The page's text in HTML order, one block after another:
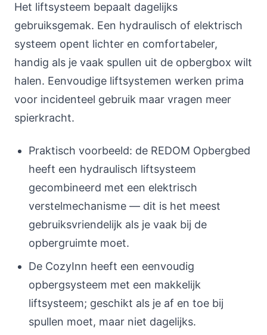
Het liftsysteem bepaalt dagelijks
gebruiksgemak. Een hydraulisch of elektrisch
systeem opent lichter en comfortabeler,
handig als je vaak spullen uit de opbergbox wilt
halen. Eenvoudige liftsystemen werken prima
voor incidenteel gebruik maar vragen meer
spierkracht.
Praktisch voorbeeld: de REDOM Opbergbed
heeft een hydraulisch liftsysteem
gecombineerd met een elektrisch
verstelmechanisme — dit is het meest
gebruiksvriendelijk als je vaak bij de
opbergruimte moet.
De CozyInn heeft een eenvoudig
opbergsysteem met een makkelijk
liftsysteem; geschikt als je af en toe bij
spullen moet, maar niet dagelijks.